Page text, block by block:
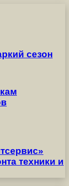
сезон
техники и